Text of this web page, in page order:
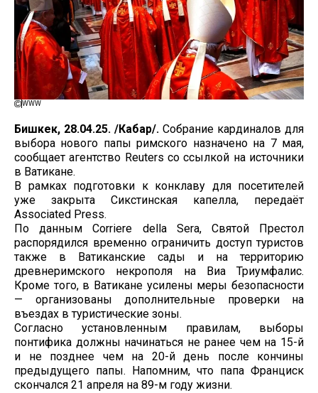
WWW
Бишкек, 28.04.25. /Кабар/. Собрание кардиналов для
выбора нового папы римского назначено на 7 мая,
сообщает агентство Reuters со ссылкой на источники
в Ватикане.
В рамках подготовки к конклаву для посетителей
уже закрыта Сикстинская капелла, передаёт
Associated Press.
По данным Corriere della Sera, Святой Престол
распорядился временно ограничить доступ туристов
также в Ватиканские сады и на территорию
древнеримского некрополя на Виа Триумфалис.
Кроме того, в Ватикане усилены меры безопасности
— организованы дополнительные проверки на
въездах в туристические зоны.
Согласно установленным правилам, выборы
понтифика должны начинаться не ранее чем на 15-й
и не позднее чем на 20-й день после кончины
предыдущего папы. Напомним, что папа Франциск
скончался 21 апреля на 89-м году жизни.